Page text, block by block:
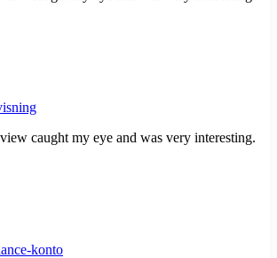
caught my eye and was very interesting.
konto